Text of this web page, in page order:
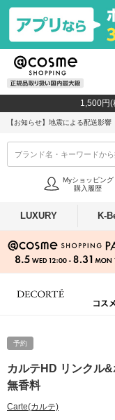
1,500円(
【お知らせ】 地震による配送影響
ブランド名・キーワードか
Myショッピング
購入履歴
LUXURY K-
予約
カルテHD リンクル
無香料
Carte(カルテ)